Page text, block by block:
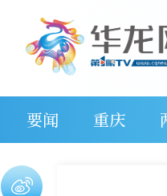
要闻 重庆